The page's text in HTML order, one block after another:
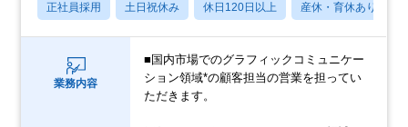
正社員採用 土日祝休み 休日120日以上 産休・育休あり
業務内容
■国内市場でのグラフィックコミュニケー
ション領域*の顧客担当の営業を担ってい
ただきます。